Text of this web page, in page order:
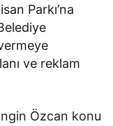
Parkı’na
ve reklam
Özcan konu